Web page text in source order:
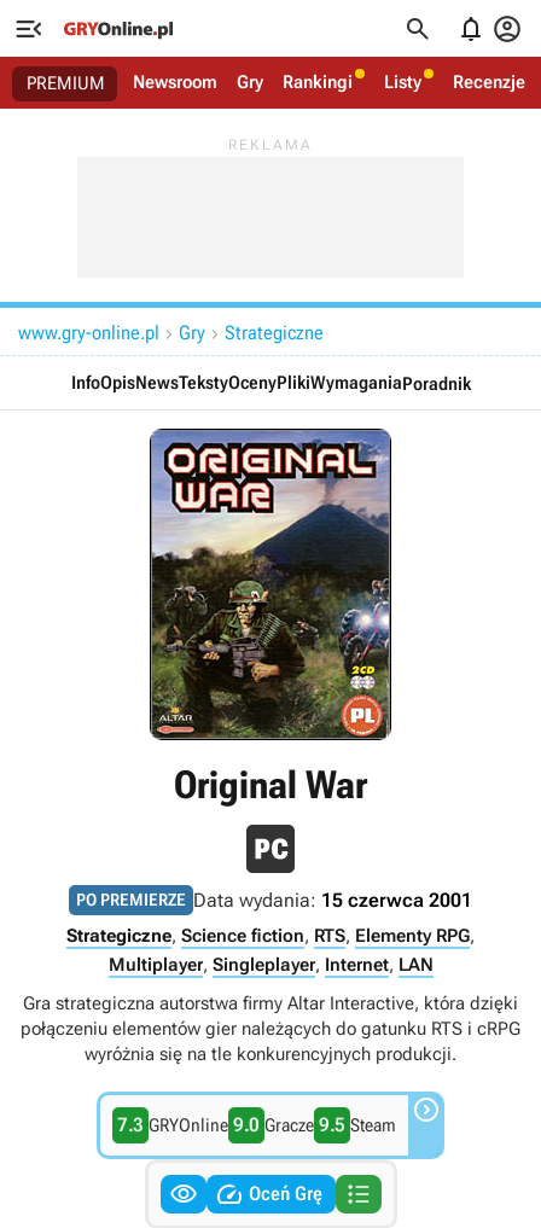
   
PREMIUM Newsroom Gry Rankingi Listy Recenzje
www.gry-online.pl  Gry  Strategiczne
InfoOpisNewsTekstyOcenyPlikiWymaganiaPoradnik
Original War
PO PREMIERZE Data wydania: 15 czerwca 2001
Strategiczne, Science fiction, RTS, Elementy RPG,
Multiplayer, Singleplayer, Internet, LAN
Gra strategiczna autorstwa firmy Altar Interactive, która dzięki
połączeniu elementów gier należących do gatunku RTS i cRPG
wyróżnia się na tle konkurencyjnych produkcji.
7.3 GRYOnline 9.0 Gracze 9.5 Steam 
  Oceń Grę 